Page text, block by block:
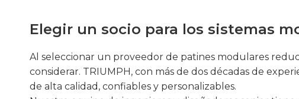
Elegir un socio para los sistemas
Al seleccionar un proveedor de patines modulares
considerar. TRIUMPH, con más de dos décadas de
de alta calidad, confiables y personalizables.